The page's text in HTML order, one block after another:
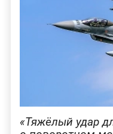
«Тяжёлый удар